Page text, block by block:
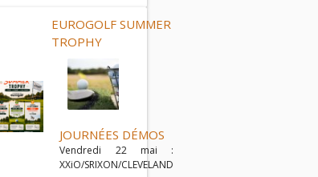
EUROGOLF SUMMER
TROPHY
JOURNÉES DÉMOS
Vendredi 22 mai :
XXiO/SRIXON/CLEVELAND